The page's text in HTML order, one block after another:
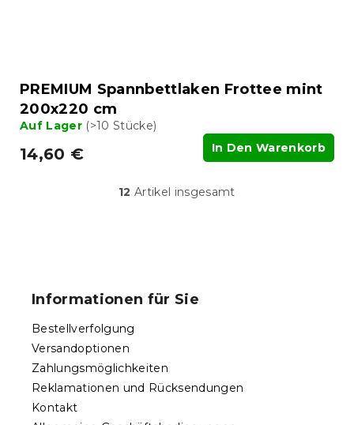
PREMIUM Spannbettlaken Frottee mint
200x220 cm
Auf Lager (>10 Stücke)
14,60 € In Den Warenkorb
S
l
e
12 Artikel insgesamt
Informationen für Sie
Bestellverfolgung
Versandoptionen
Zahlungsmöglichkeiten
Reklamationen und Rücksendungen
Kontakt